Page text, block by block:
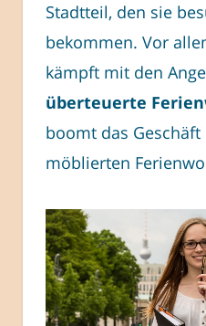
Stadtteil, den sie
bekommen. Vor
kämpft mit den
überteuerte
boomt das
möblierten